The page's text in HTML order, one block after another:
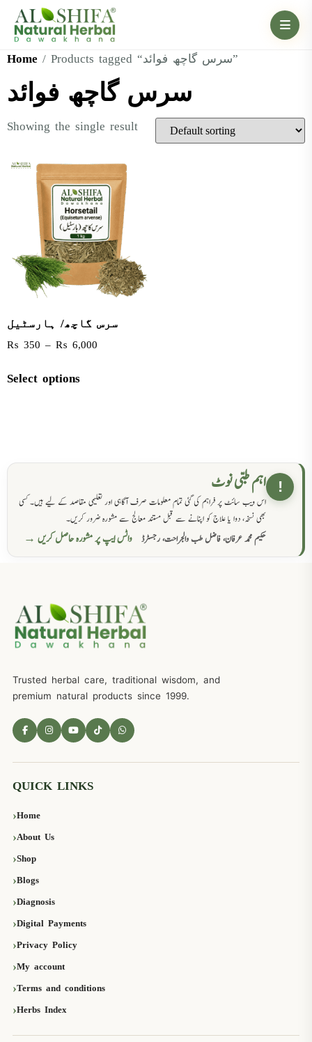
Home / Products tagged “سرس گاچھ فوائد”
سرس گاچھ فوائد
Showing the single result
سرس گاچھ/ ہارسٹیل
₨ 350 – ₨ 6,000
Select options
! اہم طبی نوٹ
اس ویب سائٹ پر فراہم کی گئی تمام معلومات صرف آگاہی اور تعلیمی مقاصد کے لیے ہیں۔ کسی
بھی نسخہ، دوا یا علاج کو اپنانے سے قبل مستند معالج سے مشورہ ضرور کریں۔
حکیم محمد عرفان، فاضل طب والجراحت، رجسٹرڈ
واٹس ایپ پر مشورہ حاصل کریں →
Trusted herbal care, traditional wisdom, and
premium natural products since 1999.
QUICK LINKS
Home
About Us
Shop
Blogs
Diagnosis
Digital Payments
Privacy Policy
My account
Terms and conditions
Herbs Index